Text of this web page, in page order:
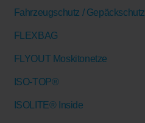
Fahrzeugschutz / Gepäckschutz
FLEXBAG
FLYOUT Moskitonetze
ISO-TOP®
ISOLITE® Inside